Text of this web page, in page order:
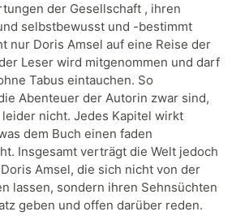
der Gesellschaft , ihren
selbstbewusst und -bestimmt
nur Doris Amsel auf eine Reise der
Leser wird mitgenommen und darf
Tabus eintauchen. So
Abenteuer der Autorin zwar sind,
nicht. Jedes Kapitel wirkt
dem Buch einen faden
Insgesamt verträgt die Welt jedoch
Amsel, die sich nicht von der
lassen, sondern ihren Sehnsüchten
geben und offen darüber reden.